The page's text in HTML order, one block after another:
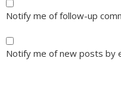
Notify me of follow-up
Notify me of new posts by